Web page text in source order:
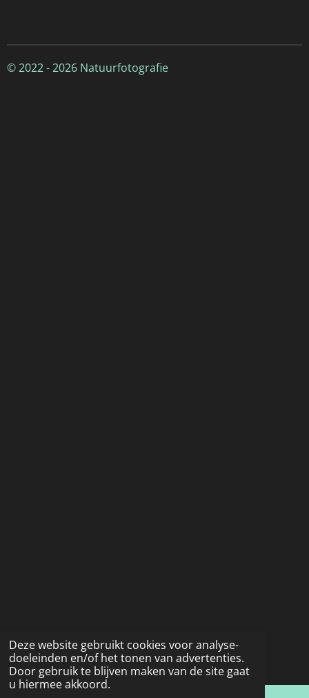
Deze website gebruikt cookies voor analyse-
doeleinden en/of het tonen van advertenties.
Door gebruik te blijven maken van de site gaat
u hiermee akkoord.
© 2022 - 2026 Natuurfotografie